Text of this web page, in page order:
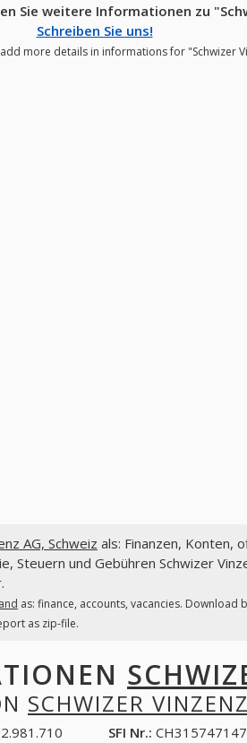
Sie weitere Informationen zu
Schreiben Sie uns!
more details in informations for "Schwizer
AG, Schweiz als: Finanzen, Konten,
Steuern und Gebühren Schwizer
as: finance, accounts, vacancies.
as zip-file.
SCHWIZER
SFI Nr.: